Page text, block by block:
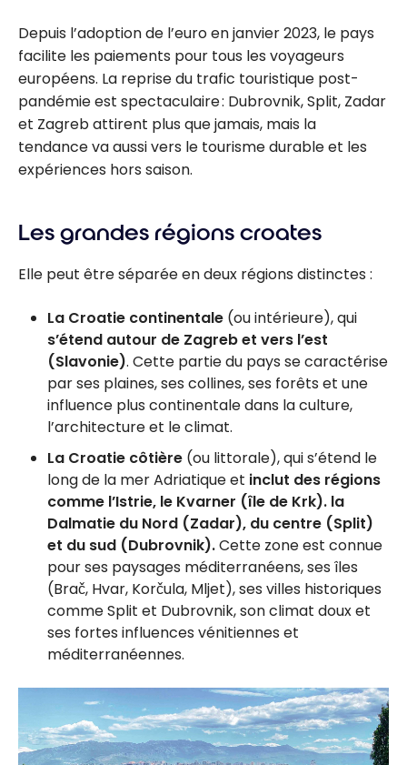
Depuis l’adoption de l’euro en janvier 2023, le pays
facilite les paiements pour tous les voyageurs
européens. La reprise du trafic touristique post-
pandémie est spectaculaire : Dubrovnik, Split, Zadar
et Zagreb attirent plus que jamais, mais la
tendance va aussi vers le tourisme durable et les
expériences hors saison.
Les grandes régions croates
Elle peut être séparée en deux régions distinctes :
La Croatie continentale (ou intérieure), qui
s’étend autour de Zagreb et vers l’est
(Slavonie). Cette partie du pays se caractérise
par ses plaines, ses collines, ses forêts et une
influence plus continentale dans la culture,
l’architecture et le climat.
La Croatie côtière (ou littorale), qui s’étend le
long de la mer Adriatique et inclut des régions
comme l’Istrie, le Kvarner (île de Krk). la
Dalmatie du Nord (Zadar), du centre (Split)
et du sud (Dubrovnik).Cette zone est connue
pour ses paysages méditerranéens, ses îles
(Brač, Hvar, Korčula, Mljet), ses villes historiques
comme Split et Dubrovnik, son climat doux et
ses fortes influences vénitiennes et
méditerranéennes.